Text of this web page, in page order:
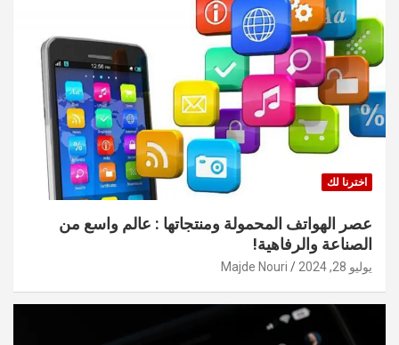
اخترنا لك
عصر الهواتف المحمولة ومنتجاتها : عالم واسع من
الصناعة والرفاهية!
يوليو 28, 2024 Majde Nouri